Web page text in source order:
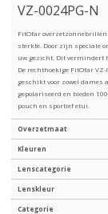
VZ-0024PG-N
FitOfar
sterkte. Door zijn speciale
uw gezicht. Dit vermindert
De rechthoekige FitOfar
geschikt voor zowel
gepolariseerd en bieden
pouch en sportief etui.
Overzetmaat
Kleuren
Lenscategorie
Lenskleur
Categorie